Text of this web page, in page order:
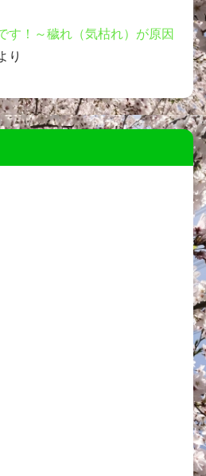
す！～穢れ（気枯れ）が原因
り